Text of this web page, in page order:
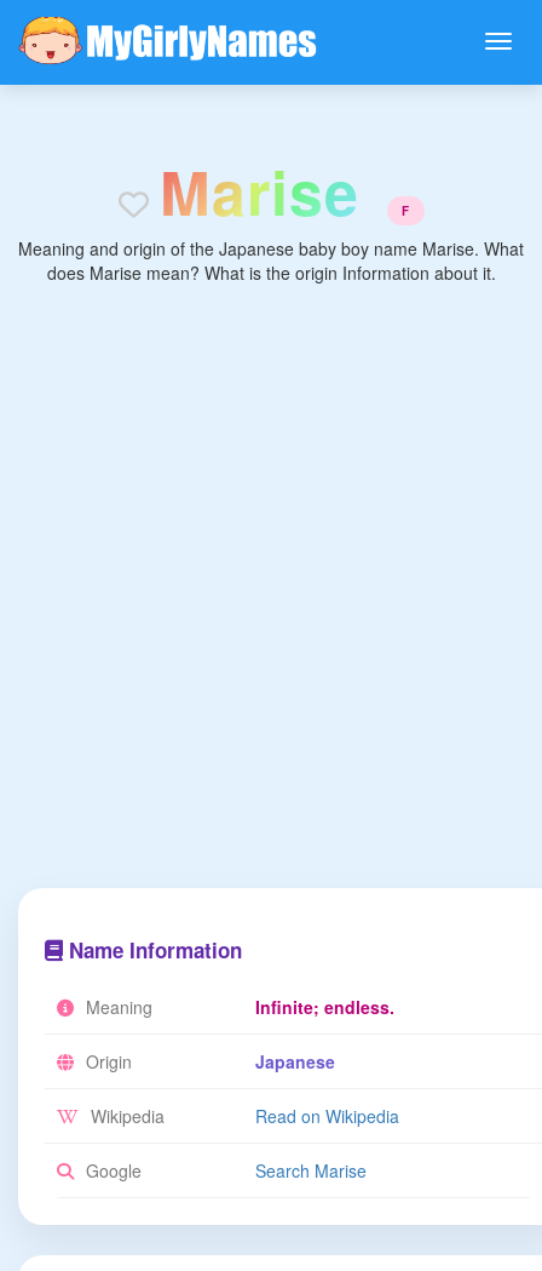
Marise F
Meaning and origin of the Japanese baby boy name Marise. What
does Marise mean? What is the origin Information about it.
Name Information
Meaning Infinite; endless.
Origin Japanese
Wikipedia Read on Wikipedia
Google Search Marise